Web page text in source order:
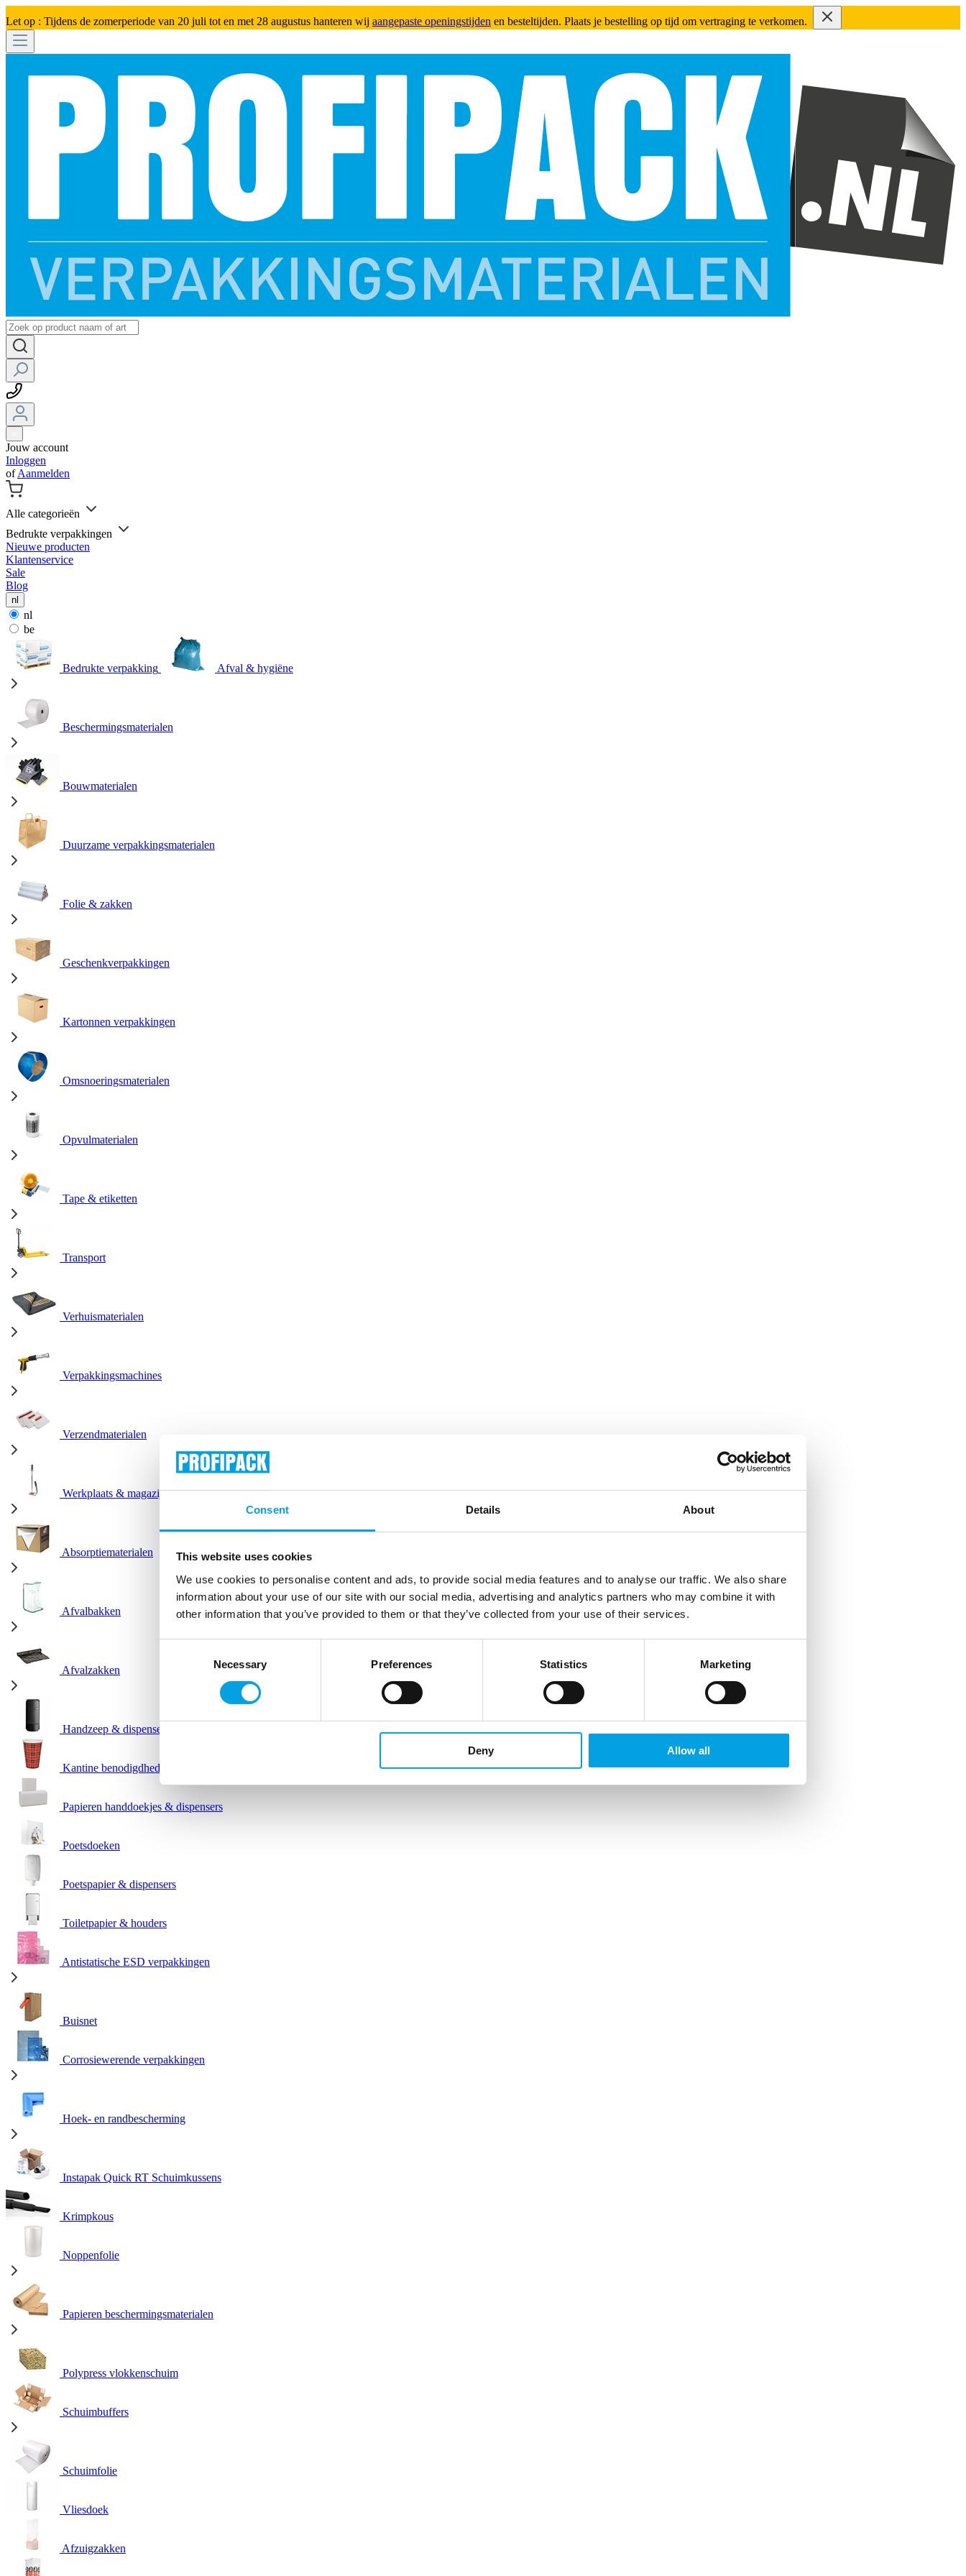
Consent Details About
This website uses cookies
We use cookies to personalise content and ads, to provide social media features and to analyse our traffic. We also share
information about your use of our site with our social media, advertising and analytics partners who may combine it with
other information that you’ve provided to them or that they’ve collected from your use of their services.
Necessary Preferences Statistics Marketing
Deny Allow all
Let op : Tijdens de zomerperiode van 20 juli tot en met 28 augustus hanteren wij aangepaste openingstijden en besteltijden. Plaats je bestelling op tijd om vertraging te verkomen.
Jouw account
Inloggen
ofAanmelden
Alle categorieën
Bedrukte verpakkingen
Nieuwe producten
Klantenservice
Sale
Blog
nl
nl
be
Bedrukte verpakking Afval & hygiëne
Beschermingsmaterialen
Bouwmaterialen
Duurzame verpakkingsmaterialen
Folie & zakken
Geschenkverpakkingen
Kartonnen verpakkingen
Omsnoeringsmaterialen
Opvulmaterialen
Tape & etiketten
Transport
Verhuismaterialen
Verpakkingsmachines
Verzendmaterialen
Werkplaats & magazijn
Absorptiematerialen
Afvalbakken
Afvalzakken
Handzeep & dispensers
Kantine benodigdheden
Papieren handdoekjes & dispensers
Poetsdoeken
Poetspapier & dispensers
Toiletpapier & houders
Antistatische ESD verpakkingen
Buisnet
Corrosiewerende verpakkingen
Hoek- en randbescherming
Instapak Quick RT Schuimkussens
Krimpkous
Noppenfolie
Papieren beschermingsmaterialen
Polypress vlokkenschuim
Schuimbuffers
Schuimfolie
Vliesdoek
Afzuigzakken